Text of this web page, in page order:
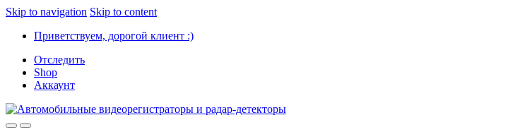
Skip to navigation Skip to content
Приветствуем, дорогой клиент :)
Отследить
Shop
Аккаунт